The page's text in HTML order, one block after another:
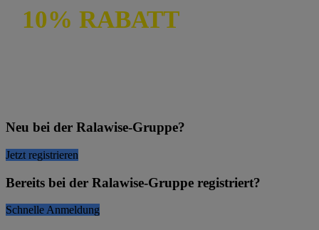
10% RABATTAUF IHRE
Neu bei der Ralawise-Gruppe?
Jetzt registrieren
Bereits bei der Ralawise-Gruppe registriert?
Schnelle Anmeldung